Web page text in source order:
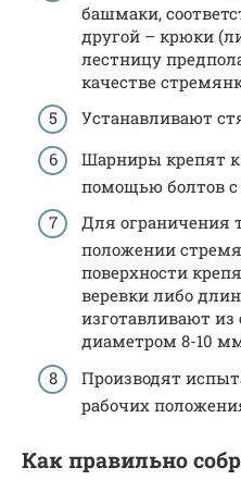
башмаки,
другой – крюки
лестницу
качестве
Устанавливают
Шарниры крепят
помощью болтов с
Для ограничения
положении
поверхности
веревки либо
изготавливают из
диаметром 8-10
Производят
рабочих
Как правильно